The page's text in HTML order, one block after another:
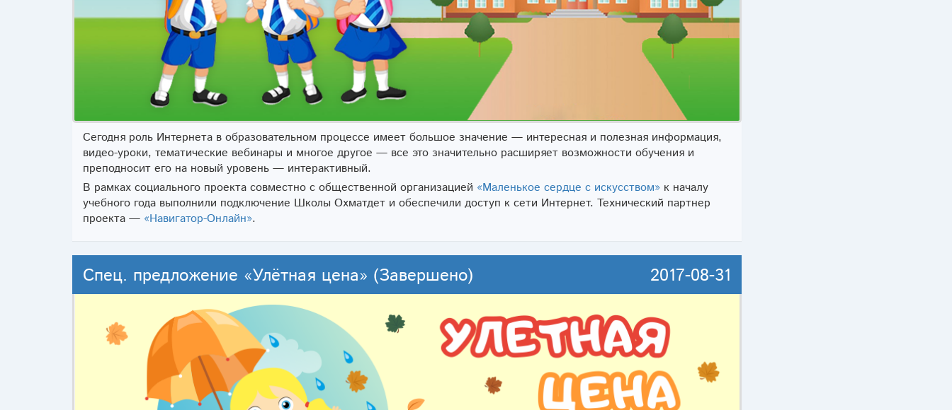
Сегодня роль Интернета в образовательном процессе имеет большое значение — интересная и полезная информация,
видео-уроки, тематические вебинары и многое другое — все это значительно расширяет возможности обучения и
преподносит его на новый уровень — интерактивный.
В рамках социального проекта совместно с общественной организацией «Маленькое сердце с искусством» к началу
учебного года выполнили подключение Школы Охматдет и обеспечили доступ к сети Интернет. Технический партнер
проекта — «Навигатор-Онлайн».
Спец. предложение «Улётная цена» (Завершено) 2017-08-31